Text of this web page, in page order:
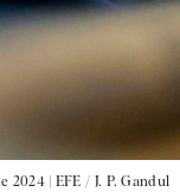
2024 | EFE / J. P. Gandul